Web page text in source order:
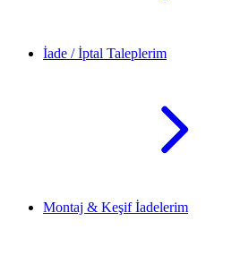
İade / İptal Taleplerim
Montaj & Keşif İadelerim